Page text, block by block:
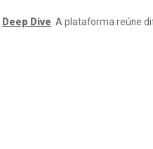
Deep Dive. A plataforma reúne